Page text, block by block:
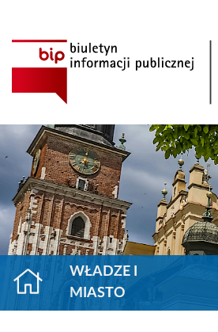
WŁADZE I
MIASTO